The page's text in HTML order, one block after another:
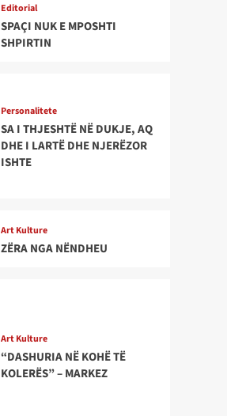
Editorial
SPAÇI NUK E MPOSHTI
SHPIRTIN
Personalitete
SA I THJESHTË NË DUKJE, AQ
DHE I LARTË DHE NJERËZOR
ISHTE
Art Kulture
ZËRA NGA NËNDHEU
Art Kulture
“DASHURIA NË KOHË TË
KOLERËS” – MARKEZ